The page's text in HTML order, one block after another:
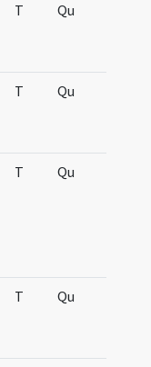
T Qu
T Qu
T Qu
T Qu